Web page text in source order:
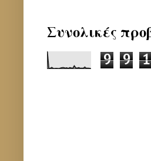
Συνολικές
9 9 1